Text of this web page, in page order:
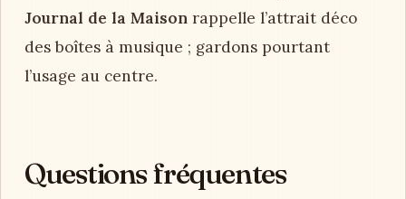
Journal de la Maison rappelle l’attrait déco
des boîtes à musique ; gardons pourtant
l’usage au centre.
Questions fréquentes